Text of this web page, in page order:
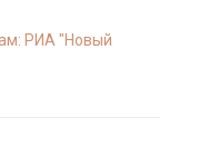
РИА "Новый